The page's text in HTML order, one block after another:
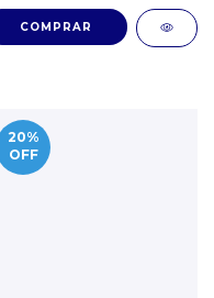
20%
OFF